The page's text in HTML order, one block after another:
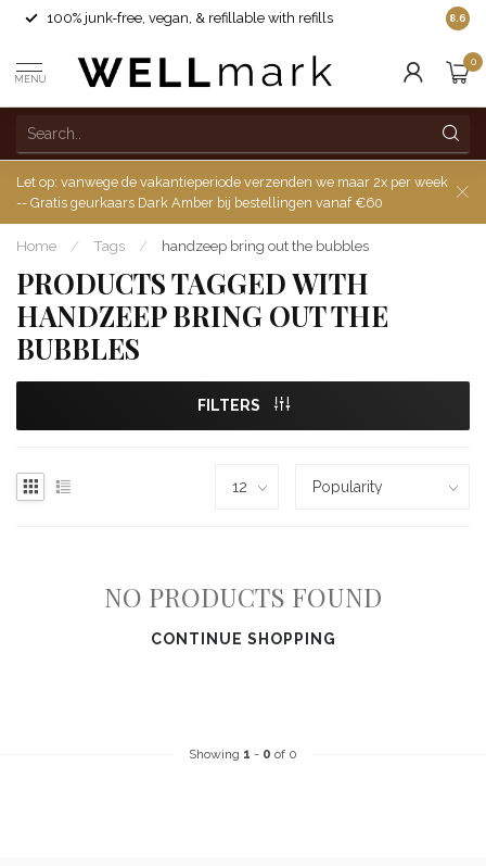
100% junk-free, vegan, & refillable with refills 8.6
MENU
0
Let op: vanwege de vakantieperiode verzenden we maar 2x per week
-- Gratis geurkaars Dark Amber bij bestellingen vanaf €60
Home / Tags / handzeep bring out the bubbles
PRODUCTS TAGGED WITH
HANDZEEP BRING OUT THE
BUBBLES
FILTERS
NO PRODUCTS FOUND
CONTINUE SHOPPING
Showing 1 - 0 of 0